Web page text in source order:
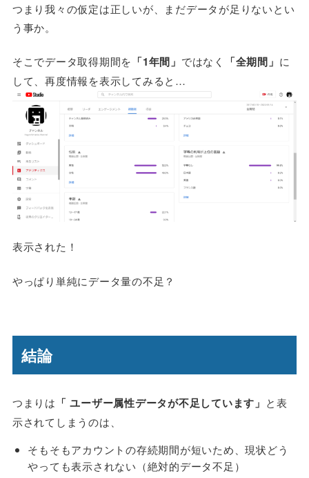
つまり我々の仮定は正しいが、まだデータが足りないとい
う事か。
そこでデータ取得期間を 「1年間」 ではなく 「全期間」 に
して、再度情報を表示してみると…
表示された！
やっぱり単純にデータ量の不足？
結論
つまりは 「 ユーザー属性データが不足しています」 と表
示されてしまうのは、
そもそもアカウントの存続期間が短いため、現状どう
やっても表示されない（絶対的データ不足）